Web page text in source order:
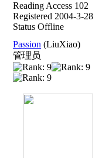
Reading Access 102
Registered 2004-3-28
Status Offline
Passion (LiuXiao)
管理员